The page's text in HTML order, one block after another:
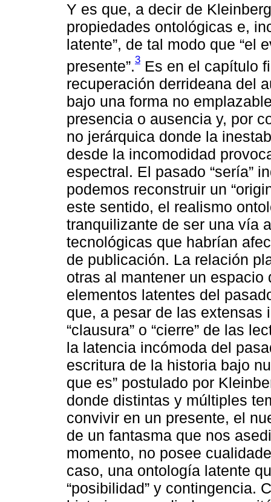
Y es que, a decir de
propiedades ontológicas e,
latente”, de tal modo que “el
presente”.3 Es en el capítulo
recuperación derrideana del
bajo una forma no
presencia o ausencia y, por
no jerárquica donde la
desde la incomodidad
espectral. El pasado “sería”
podemos reconstruir un
este sentido, el realismo
tranquilizante de ser una vía
tecnológicas que habrían
de publicación. La relación
otras al mantener un espacio
elementos latentes del
que, a pesar de las extensas
“clausura” o “cierre” de las
la latencia incómoda del
escritura de la historia bajo
que es” postulado por
donde distintas y múltiples
convivir en un presente, el
de un fantasma que nos
momento, no posee
caso, una ontología latente
“posibilidad” y contingencia.